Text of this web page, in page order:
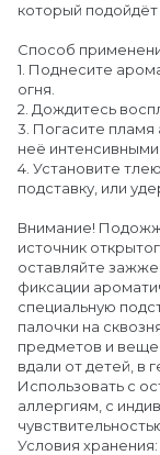
который
Способ
1. Поднесите
огня.
2. Дождитесь
3. Погасите пламя
неё интенсивными
4. Установите
подставку, или
Внимание!
источник
оставляйте
фиксации
специальную
палочки на
предметов и
вдали от детей, в
Использовать с
аллергиям, с
Условия